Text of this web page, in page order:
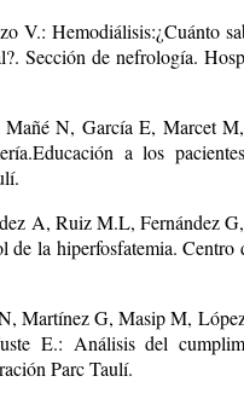
V.: Hemodiálisis:¿Cuánto
Sección de nefrología.
N, García E, Marcet
a los
A, Ruiz M.L, Fernández
de la hiperfosfatemia.
Martínez G, Masip M,
E.: Análisis del
Parc Taulí.